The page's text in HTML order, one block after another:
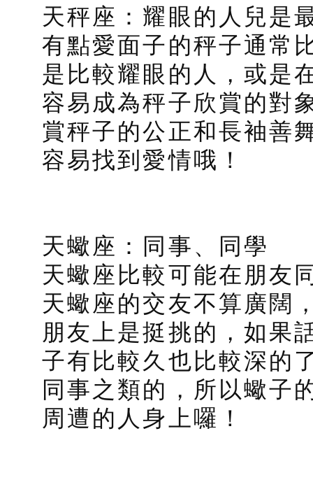
天秤座：耀眼的人兒是
有點愛面子的秤子通常
是比較耀眼的人，或是
容易成為秤子欣賞的對
賞秤子的公正和長袖善
容易找到愛情哦！
天蠍座：同事、同學
天蠍座比較可能在朋友
天蠍座的交友不算廣闊
朋友上是挺挑的，如果
子有比較久也比較深的
同事之類的，所以蠍子
周遭的人身上囉！